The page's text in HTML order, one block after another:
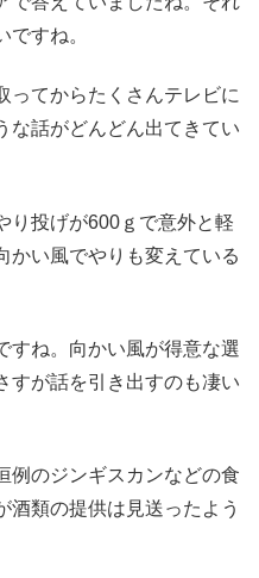
すね。
ってからたくさんテレビに
な話がどんどん出てきてい
り投げが600ｇで意外と軽
かい風でやりも変えている
すね。向かい風が得意な選
すが話を引き出すのも凄い
例のジンギスカンなどの食
酒類の提供は見送ったよう